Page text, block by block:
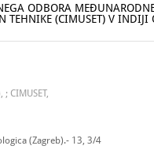
ODBORA
TEHNIKE (CIMUSET) V
CIMUSET,
(Zagreb).- 13, 3/4